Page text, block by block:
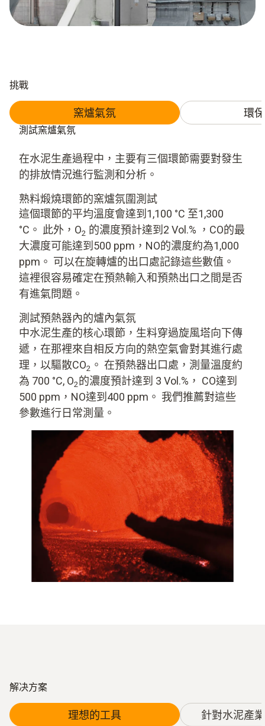
挑戰
窯爐氣氛 環
測試窯爐氣氛
在水泥生產過程中，主要有三個環節需要對發生
的排放情況進行監測和分析。
熟料煅燒環節的窯爐氛圍測試
這個環節的平均溫度會達到1,100 °C 至1,300
°C。 此外，O2 的濃度預計達到2 Vol.% ，CO的最
大濃度可能達到500 ppm，NO的濃度約為1,000
ppm。 可以在旋轉爐的出口處記錄這些數值。
這裡很容易確定在預熱輸入和預熱出口之間是否
有進氣問題。
測試預熱器內的爐內氣氛
中水泥生產的核心環節，生料穿過旋風塔向下傳
遞，在那裡來自相反方向的熱空氣會對其進行處
理，以驅散CO2 。 在預熱器出口處，測量溫度約
為 700 °C, O2的濃度預計達到 3 Vol.%， CO達到
500 ppm，NO達到400 ppm。 我們推薦對這些
參數進行日常測量。
解决方案
理想的工具 針對水泥產